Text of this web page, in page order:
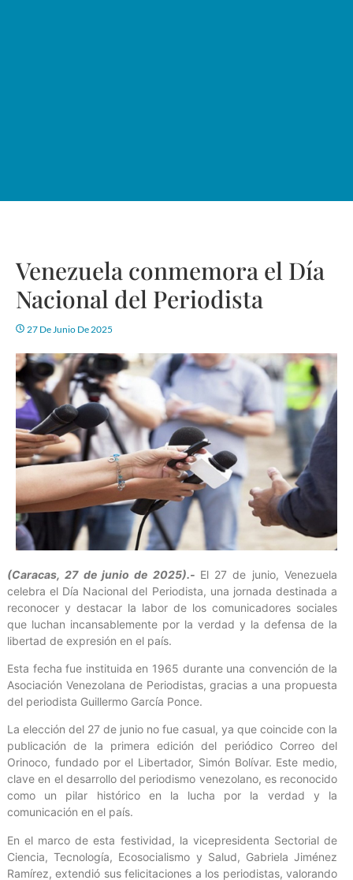
Venezuela conmemora el Día
Nacional del Periodista
27 De Junio De 2025
(Caracas, 27 de junio de 2025).- El 27 de junio, Venezuela
celebra el Día Nacional del Periodista, una jornada destinada a
reconocer y destacar la labor de los comunicadores sociales
que luchan incansablemente por la verdad y la defensa de la
libertad de expresión en el país.
Esta fecha fue instituida en 1965 durante una convención de la
Asociación Venezolana de Periodistas, gracias a una propuesta
del periodista Guillermo García Ponce.
La elección del 27 de junio no fue casual, ya que coincide con la
publicación de la primera edición del periódico Correo del
Orinoco, fundado por el Libertador, Simón Bolívar. Este medio,
clave en el desarrollo del periodismo venezolano, es reconocido
como un pilar histórico en la lucha por la verdad y la
comunicación en el país.
En el marco de esta festividad, la vicepresidenta Sectorial de
Ciencia, Tecnología, Ecosocialismo y Salud, Gabriela Jiménez
Ramírez, extendió sus felicitaciones a los periodistas, valorando